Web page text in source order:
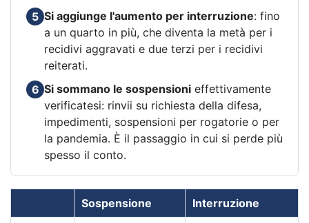
5 Si aggiunge l'aumento per interruzione: fino
a un quarto in più, che diventa la metà per i
recidivi aggravati e due terzi per i recidivi
reiterati.
6 Si sommano le sospensioni effettivamente
verificatesi: rinvii su richiesta della difesa,
impedimenti, sospensioni per rogatorie o per
la pandemia. È il passaggio in cui si perde più
spesso il conto.
Sospensione Interruzione